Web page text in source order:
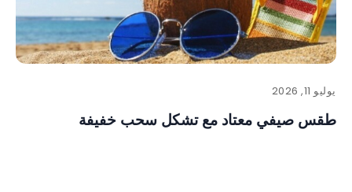
يوليو 11, 2026
طقس صيفي معتاد مع تشكل سحب خفيفة